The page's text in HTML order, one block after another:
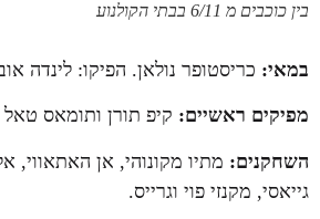
בין כוכבים מ 6/11 בבתי הקולנוע
במאי: כריסטופר נולאן. הפיקו: לינדה
מפיקים ראשיים: קיפ תורן ותומאס טאל
השחקנים: מתיו מקונוהי, אן האתאווי,
גייאסי, מקנזי פוי וגרייס.